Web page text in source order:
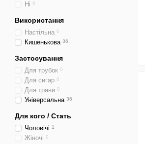
Ні 0
Використання
Настільна 0
Кишенькова 36
Застосування
Для трубок 0
Для сигар 0
Для трави 0
Універсальна 36
Для кого / Стать
Чоловічі 1
Жіночі 0